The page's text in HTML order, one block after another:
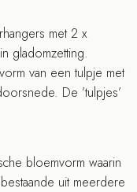
met 2 x
gladomzetting.
van een tulpje met
De ’tulpjes’
bloemvorm waarin
uit meerdere